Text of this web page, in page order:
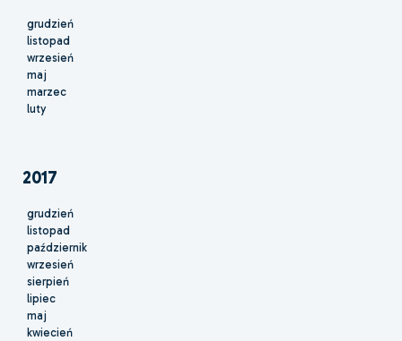
grudzień
listopad
wrzesień
maj
marzec
luty
2017
grudzień
listopad
październik
wrzesień
sierpień
lipiec
maj
kwiecień